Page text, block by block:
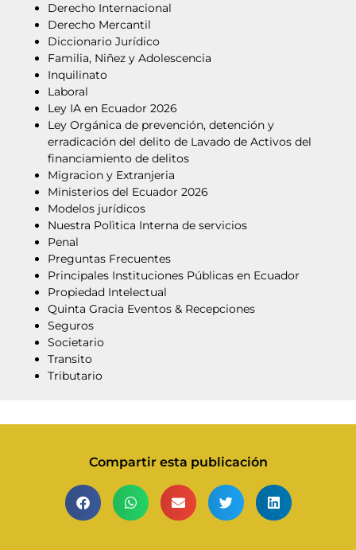
Derecho Internacional
Derecho Mercantil
Diccionario Jurídico
Familia, Niñez y Adolescencia
Inquilinato
Laboral
Ley IA en Ecuador 2026
Ley Orgánica de prevención, detención y
erradicación del delito de Lavado de Activos del
financiamiento de delitos
Migracion y Extranjeria
Ministerios del Ecuador 2026
Modelos jurídicos
Nuestra Polìtica Interna de servicios
Penal
Preguntas Frecuentes
Principales Instituciones Públicas en Ecuador
Propiedad Intelectual
Quinta Gracia Eventos & Recepciones
Seguros
Societario
Transito
Tributario
Compartir esta publicación